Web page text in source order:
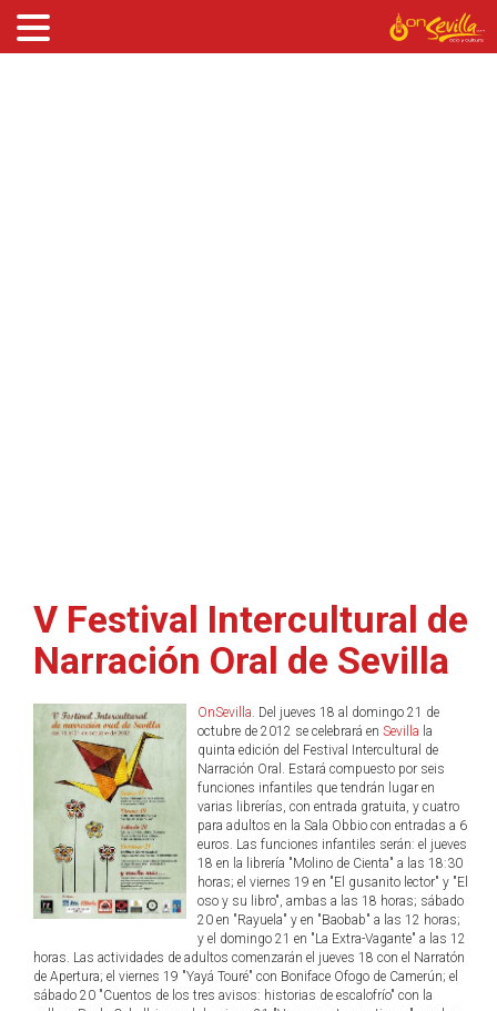
V Festival Intercultural de
Narración Oral de Sevilla
OnSevilla. Del jueves 18 al domingo 21 de
octubre de 2012 se celebrará en Sevilla la
quinta edición del Festival Intercultural de
Narración Oral. Estará compuesto por seis
funciones infantiles que tendrán lugar en
varias librerías, con entrada gratuita, y cuatro
para adultos en la Sala Obbio con entradas a 6
euros. Las funciones infantiles serán: el jueves
18 en la librería "Molino de Cienta" a las 18:30
horas; el viernes 19 en "El gusanito lector" y "El
oso y su libro", ambas a las 18 horas; sábado
20 en "Rayuela" y en "Baobab" a las 12 horas;
y el domingo 21 en "La Extra-Vagante" a las 12
horas. Las actividades de adultos comenzarán el jueves 18 con el Narratón
de Apertura; el viernes 19 "Yayá Touré" con Boniface Ofogo de Camerún; el
sábado 20 "Cuentos de los tres avisos: historias de escalofrío" con la